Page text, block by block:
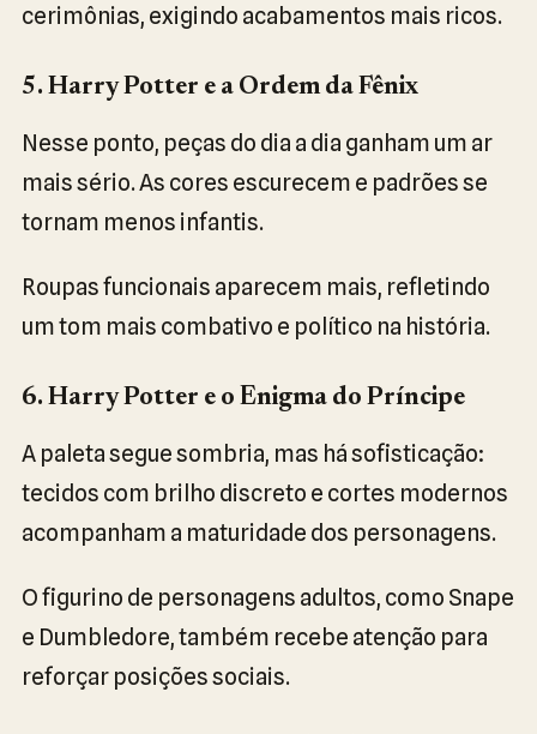
cerimônias, exigindo acabamentos mais ricos.
5. Harry Potter e a Ordem da Fênix
Nesse ponto, peças do dia a dia ganham um ar
mais sério. As cores escurecem e padrões se
tornam menos infantis.
Roupas funcionais aparecem mais, refletindo
um tom mais combativo e político na história.
6. Harry Potter e o Enigma do Príncipe
A paleta segue sombria, mas há sofisticação:
tecidos com brilho discreto e cortes modernos
acompanham a maturidade dos personagens.
O figurino de personagens adultos, como Snape
e Dumbledore, também recebe atenção para
reforçar posições sociais.